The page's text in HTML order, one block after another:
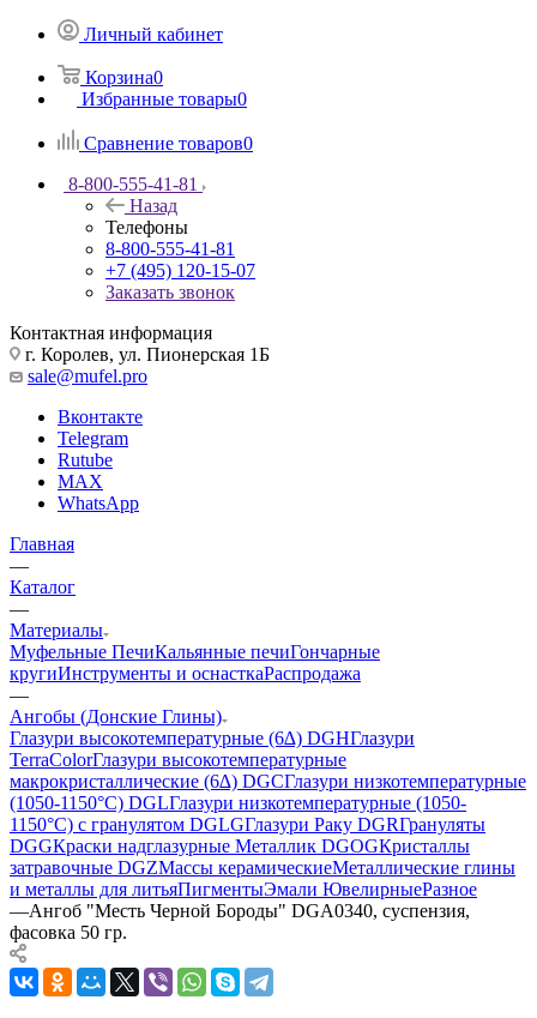
Личный кабинет
Корзина0
Избранные товары0
Сравнение товаров0
8-800-555-41-81
Назад
Телефоны
8-800-555-41-81
+7 (495) 120-15-07
Заказать звонок
Контактная информация
г. Королев, ул. Пионерская 1Б
sale@mufel.pro
Вконтакте
Telegram
Rutube
MAX
WhatsApp
Главная
—
Каталог
—
Материалы
Муфельные ПечиКальянные печиГончарные
кругиИнструменты и оснасткаРаспродажа
—
Ангобы (Донские Глины)
Глазури высокотемпературные (6∆) DGHГлазури
TerraColorГлазури высокотемпературные
макрокристаллические (6∆) DGCГлазури низкотемпературные
(1050-1150°С) DGLГлазури низкотемпературные (1050-
1150°С) с гранулятом DGLGГлазури Раку DGRГрануляты
DGGКраски надглазурные Металлик DGOGКристаллы
затравочные DGZМассы керамическиеМеталлические глины
и металлы для литьяПигментыЭмали ЮвелирныеРазное
—Ангоб "Месть Черной Бороды" DGA0340, суспензия,
фасовка 50 гр.